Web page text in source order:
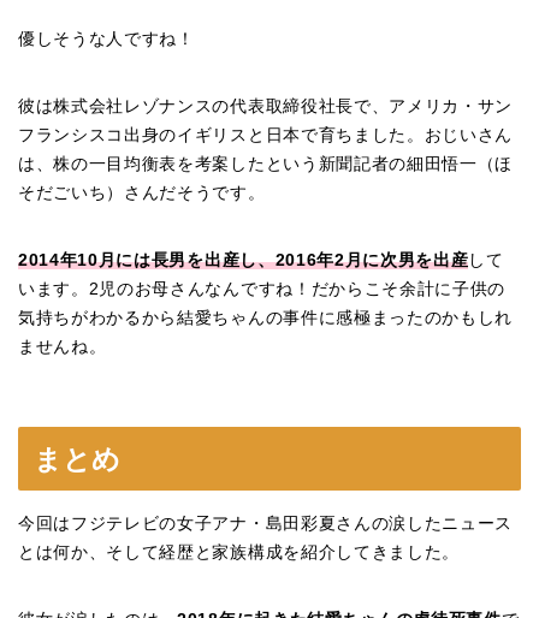
優しそうな人ですね！
彼は株式会社レゾナンスの代表取締役社長で、アメリカ・サン
フランシスコ出身のイギリスと日本で育ちました。おじいさん
は、株の一目均衡表を考案したという新聞記者の細田悟一（ほ
そだごいち）さんだそうです。
2014年10月には長男を出産し、2016年2月に次男を出産 して
います。2児のお母さんなんですね！だからこそ余計に子供の
気持ちがわかるから結愛ちゃんの事件に感極まったのかもしれ
ませんね。
まとめ
今回はフジテレビの女子アナ・島田彩夏さんの涙したニュース
とは何か、そして経歴と家族構成を紹介してきました。